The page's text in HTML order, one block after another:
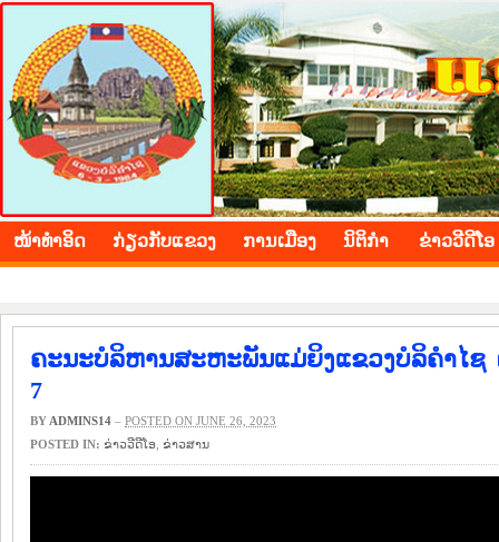
BOLIKHAMXAY PROVINCE
ໜ້າ​ທຳ​ອິດ ​ກ່ຽວ​ກັບ​ແຂວງ ​ການ​ເມືອງ ນິ​ຕິ​ກຳ ຂ່າວ​ວີ​ດີ​ໂອ
ຄະນະບໍລິຫານສະຫະພັນແມ່ຍິງແຂວງບໍລິຄຳໄ
7
BY ADMINS14 – POSTED ON JUNE 26, 2023
POSTED IN: ຂ່າວ​ວີ​ດີ​ໂອ ​ຂ່າວ​ສານ